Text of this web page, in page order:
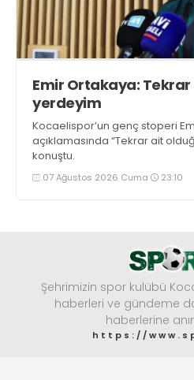
Emir Ortakaya:
yerdeyim
Kocaelispor’un genç stoperi
açıklamasında “Tekrar ait
konuştu.
07 Ağustos 2026 Cuma 23:10
Şehrimizin spor kulübü
haberleri ve gündeme
haberlerine
https://